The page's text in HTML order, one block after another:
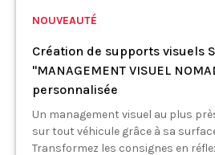
NOUVEAUTÉ
Création de supports visuels
"MANAGEMENT VISUEL
personnalisée
Un management visuel au plus
sur tout véhicule grâce à sa
Transformez les consignes en